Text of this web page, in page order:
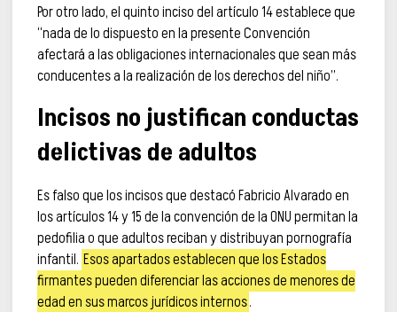
Por otro lado, el quinto inciso del artículo 14 establece que
“nada de lo dispuesto en la presente Convención
afectará a las obligaciones internacionales que sean más
conducentes a la realización de los derechos del niño”.
Incisos no justifican conductas
delictivas de adultos
Es falso que los incisos que destacó Fabricio Alvarado en
los artículos 14 y 15 de la convención de la ONU permitan la
pedofilia o que adultos reciban y distribuyan pornografía
infantil. Esos apartados establecen que los Estados
firmantes pueden diferenciar las acciones de menores de
edad en sus marcos jurídicos internos.